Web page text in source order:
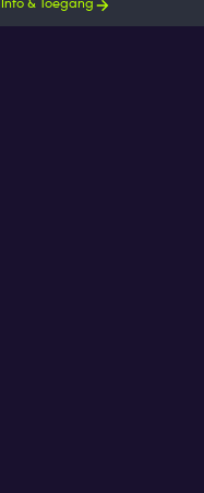
Info & Toegang